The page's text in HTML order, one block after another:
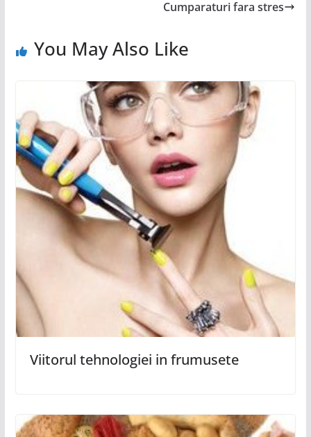
Cumparaturi fara stres
You May Also Like
Viitorul tehnologiei in frumusete